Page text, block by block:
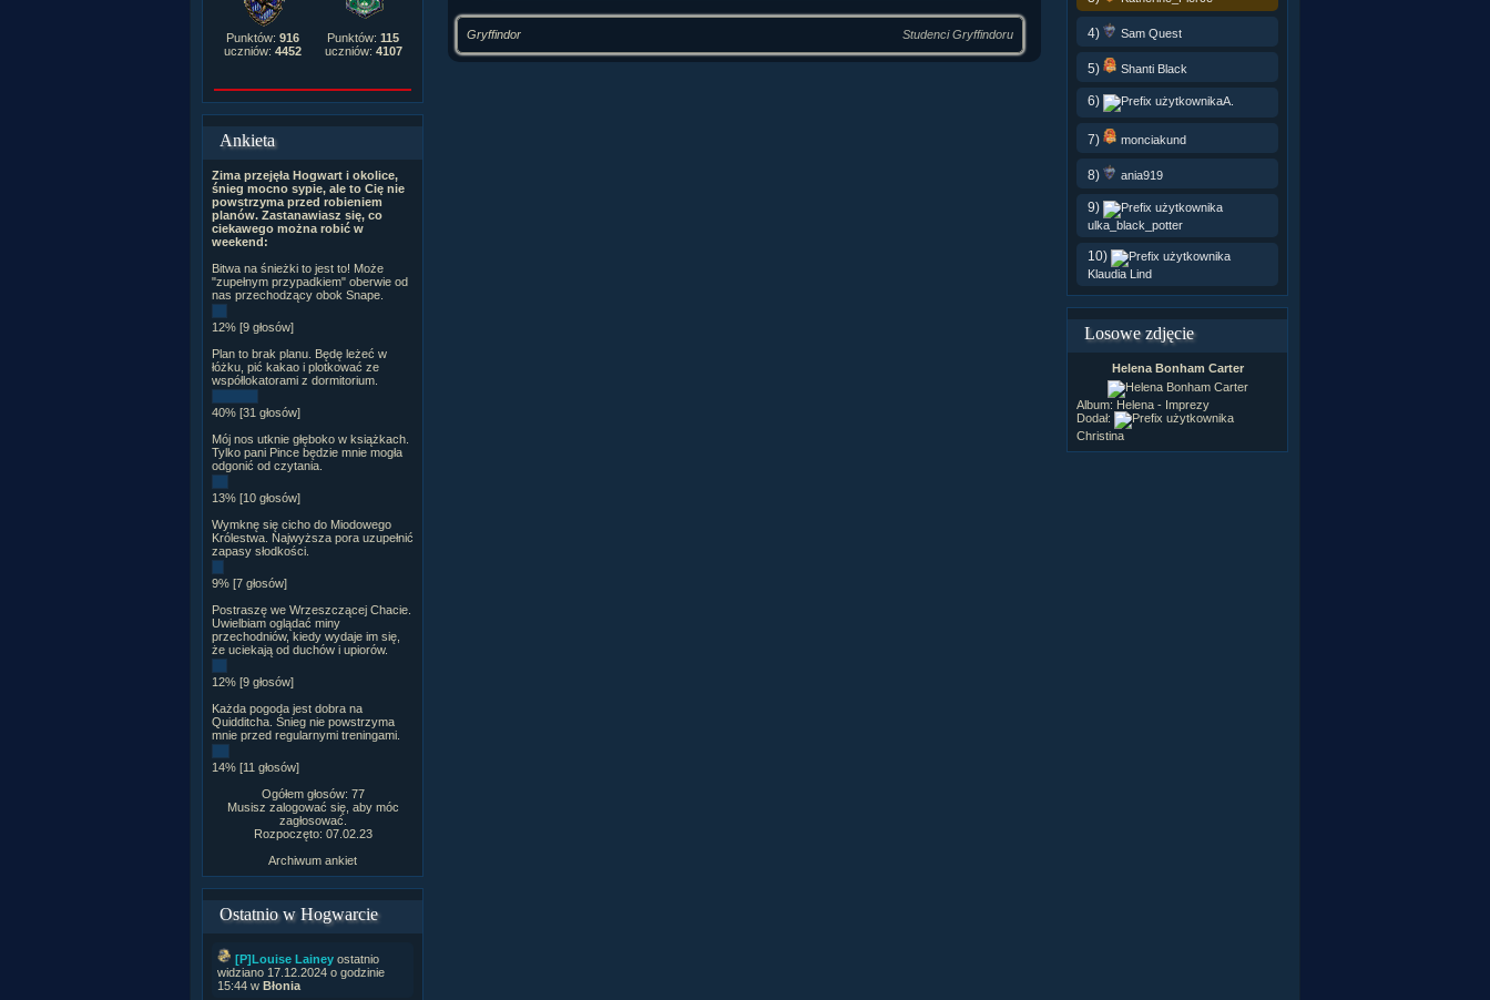
Punktów: 916
uczniów: 4452
Punktów: 115
uczniów: 4107
Ankieta
Zima przejęła Hogwart i okolice,
śnieg mocno sypie, ale to Cię nie
powstrzyma przed robieniem
planów. Zastanawiasz się, co
ciekawego można robić w
weekend:
Bitwa na śnieżki to jest to! Może
"zupełnym przypadkiem" oberwie od
nas przechodzący obok Snape.
12% [9 głosów]
Plan to brak planu. Będę leżeć w
łóżku, pić kakao i plotkować ze
współlokatorami z dormitorium.
40% [31 głosów]
Mój nos utknie głęboko w książkach.
Tylko pani Pince będzie mnie mogła
odgonić od czytania.
13% [10 głosów]
Wymknę się cicho do Miodowego
Królestwa. Najwyższa pora uzupełnić
zapasy słodkości.
9% [7 głosów]
Postraszę we Wrzeszczącej Chacie.
Uwielbiam oglądać miny
przechodniów, kiedy wydaje im się,
że uciekają od duchów i upiorów.
12% [9 głosów]
Każda pogoda jest dobra na
Quidditcha. Śnieg nie powstrzyma
mnie przed regularnymi treningami.
14% [11 głosów]
Ogółem głosów: 77
Musisz zalogować się, aby móc
zagłosować.
Rozpoczęto: 07.02.23
Archiwum ankiet
Ostatnio w Hogwarcie
[P]Louise Lainey ostatnio
widziano 17.12.2024 o godzinie
15:44 w Błonia
Gryffindor Studenci Gryffindoru 4) Sam Quest
5) Shanti Black
6) A.
7) monciakund
8) ania919
9)
ulka_black_potter
10)
Klaudia Lind
Losowe zdjęcie
Helena Bonham Carter
Album: Helena - Imprezy
Dodał:
Christina